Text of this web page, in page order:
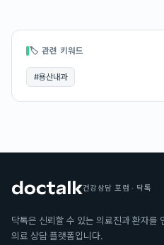
🏷 관련 키워드
#용산내과
건강상담 포럼 · 닥톡
닥톡은 신뢰할 수 있는 의료진과 환자를
의료 상담 플랫폼입니다.